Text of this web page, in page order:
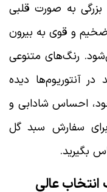
بزرگی به صورت قلبی
و قوی به بیرون
رنگ‌های متنوعی
آنتوریوم‌ها دیده
احساس شادابی و
برای سفارش سبد گل
بگیرید.